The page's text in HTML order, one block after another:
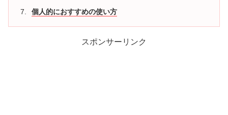
個人的におすすめの使い方
スポンサーリンク